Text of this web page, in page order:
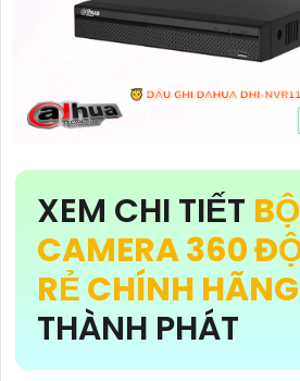
XEM CHI TIẾT BỘ
CAMERA 360
RẺ CHÍNH HÃNG
THÀNH PHÁT